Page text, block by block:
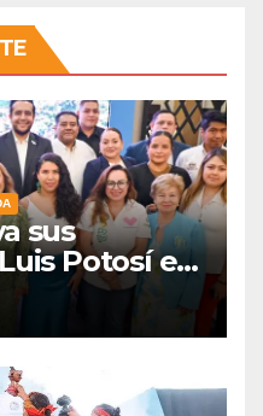
sus
Potosí en